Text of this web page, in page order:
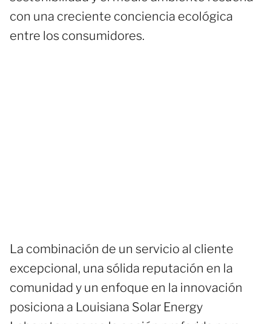
con una creciente conciencia ecológica
entre los consumidores.
La combinación de un servicio al cliente
excepcional, una sólida reputación en la
comunidad y un enfoque en la innovación
posiciona a Louisiana Solar Energy